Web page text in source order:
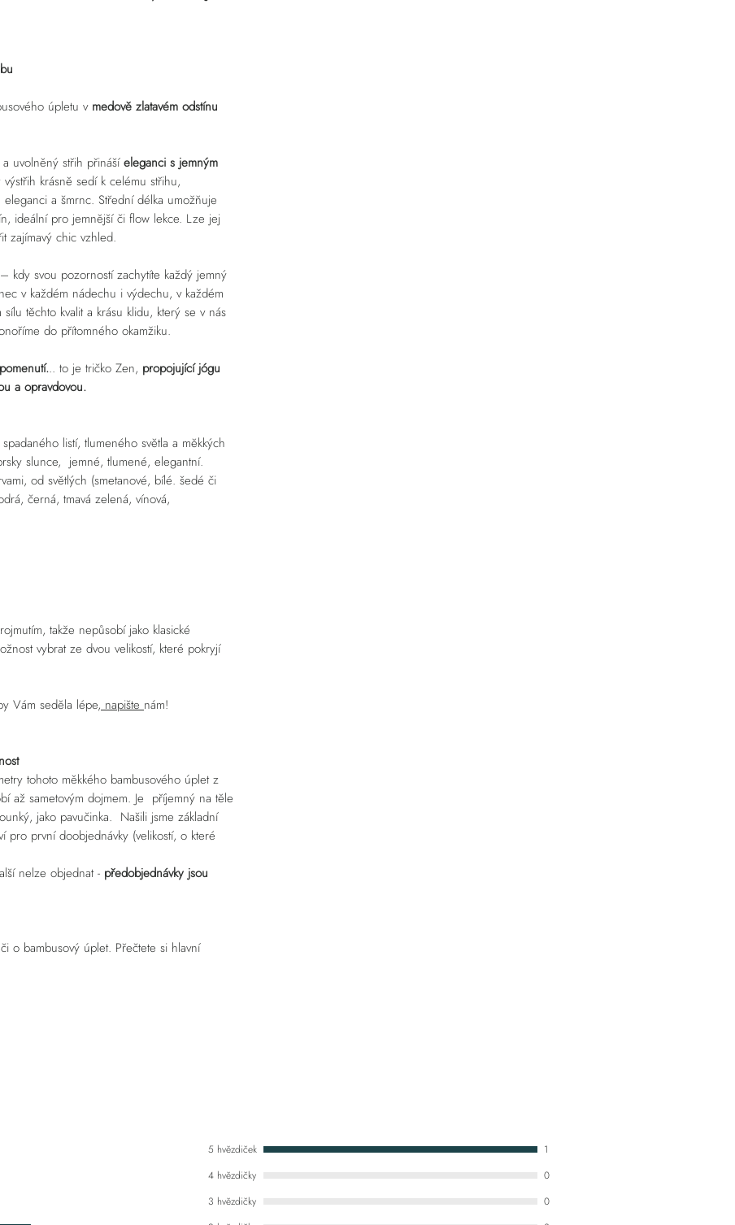
úpletu v medově zlatavém odstínu
a uvolněný střih přinášíeleganci s jemným
výstřih krásně sedí k celému střihu,
a šmrnc. Střední délka umožňuje
ideální pro jemnější či flow lekce. Lze jej
zajímavý chic vzhled.
kdy svou pozorností zachytíte každý jemný
v každém nádechu i výdechu, v každém
těchto kvalit a krásu klidu, který se v nás
do přítomného okamžiku.
.. to je tričko Zen, propojující jógu
a opravdovou.
listí, tlumeného světla a měkkých
slunce, jemné, tlumené, elegantní.
od světlých (smetanové, bílé. šedé či
černá, tmavá zelená, vínová,
takže nepůsobí jako klasické
vybrat ze dvou velikostí, které pokryjí
Vám seděla lépe,napištenám!
tohoto měkkého bambusového úplet z
až sametovým dojmem. Je příjemný na těle
jako pavučinka. Našili jsme základní
pro první doobjednávky (velikostí, o které
nelze objednat - předobjednávky jsou
o bambusový úplet. Přečtete si hlavní
5 hvězdiček
1
4 hvězdičky
0
3 hvězdičky
0